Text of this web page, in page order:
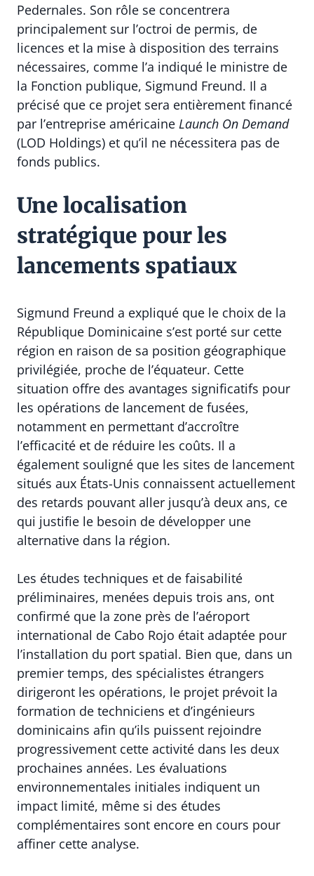
Pedernales. Son rôle se concentrera
principalement sur l’octroi de permis, de
licences et la mise à disposition des terrains
nécessaires, comme l’a indiqué le ministre de
la Fonction publique, Sigmund Freund. Il a
précisé que ce projet sera entièrement financé
par l’entreprise américaine Launch On Demand
(LOD Holdings) et qu’il ne nécessitera pas de
fonds publics.
Une localisation
stratégique pour les
lancements spatiaux
Sigmund Freund a expliqué que le choix de la
République Dominicaine s’est porté sur cette
région en raison de sa position géographique
privilégiée, proche de l’équateur. Cette
situation offre des avantages significatifs pour
les opérations de lancement de fusées,
notamment en permettant d’accroître
l’efficacité et de réduire les coûts. Il a
également souligné que les sites de lancement
situés aux États-Unis connaissent actuellement
des retards pouvant aller jusqu’à deux ans, ce
qui justifie le besoin de développer une
alternative dans la région.
Les études techniques et de faisabilité
préliminaires, menées depuis trois ans, ont
confirmé que la zone près de l’aéroport
international de Cabo Rojo était adaptée pour
l’installation du port spatial. Bien que, dans un
premier temps, des spécialistes étrangers
dirigeront les opérations, le projet prévoit la
formation de techniciens et d’ingénieurs
dominicains afin qu’ils puissent rejoindre
progressivement cette activité dans les deux
prochaines années. Les évaluations
environnementales initiales indiquent un
impact limité, même si des études
complémentaires sont encore en cours pour
affiner cette analyse.